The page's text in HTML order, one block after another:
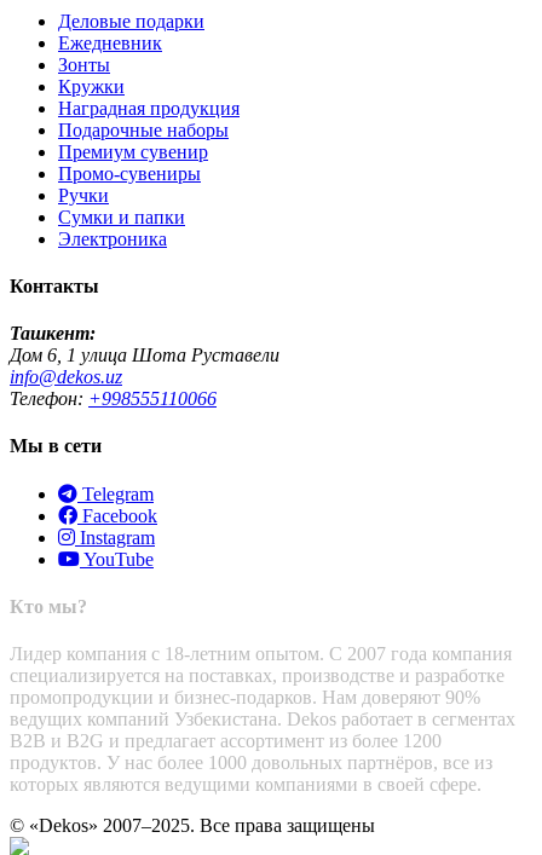
Деловые подарки
Ежедневник
Зонты
Кружки
Наградная продукция
Подарочные наборы
Премиум сувенир
Промо-сувениры
Ручки
Сумки и папки
Электроника
Контакты
Ташкент:
Дом 6, 1 улица Шота Руставели
info@dekos.uz
Телефон: +998555110066
Мы в сети
Telegram
Facebook
Instagram
YouTube
Кто мы?
Лидер компания с 18-летним опытом. С 2007 года компания
специализируется на поставках, производстве и разработке
промопродукции и бизнес-подарков. Нам доверяют 90%
ведущих компаний Узбекистана. Dekos работает в сегментах
B2B и B2G и предлагает ассортимент из более 1200
продуктов. У нас более 1000 довольных партнёров, все из
которых являются ведущими компаниями в своей сфере.
© «Dekos» 2007–2025. Все права защищены